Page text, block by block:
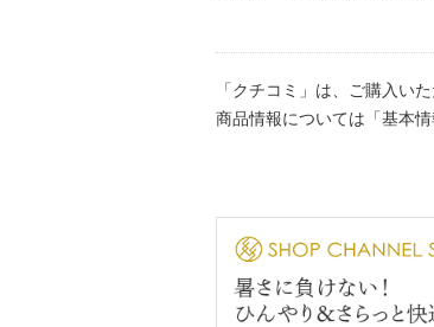
「クチコミ」は、ご購入い
商品情報については「基本